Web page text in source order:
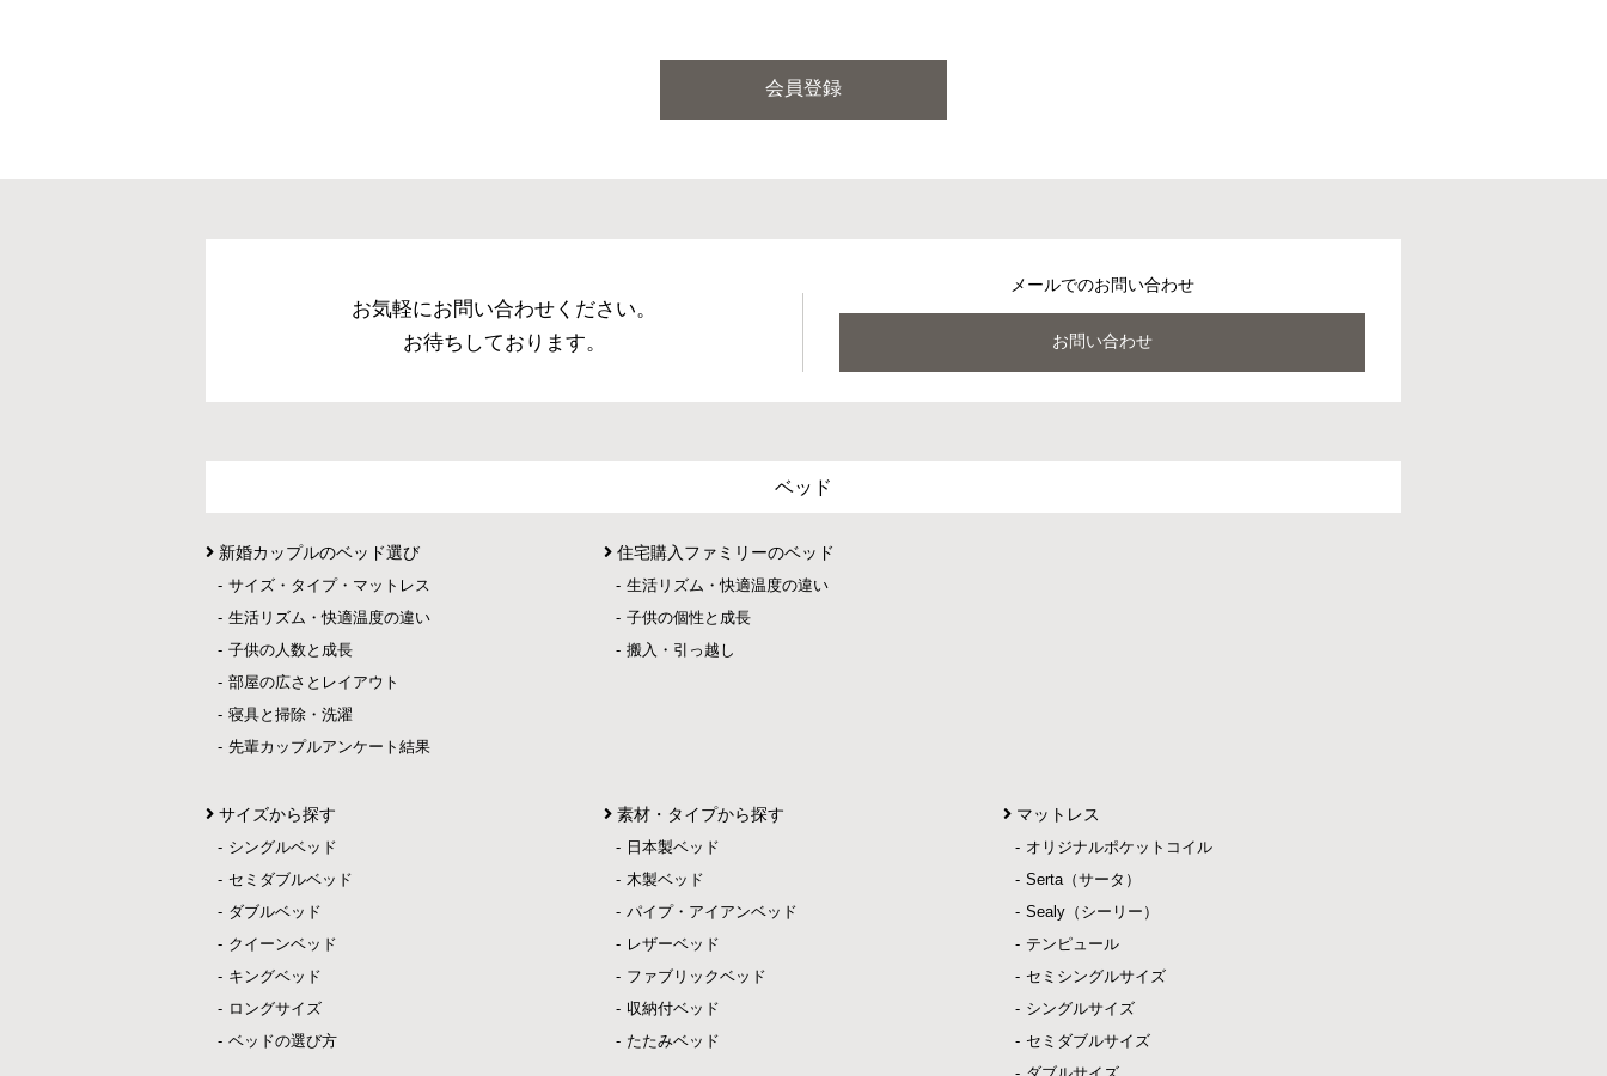
会員登録
お気軽にお問い合わせください。
お待ちしております。
メールでのお問い合わせ
お問い合わせ
ベッド
新婚カップルのベッド選び
サイズ・タイプ・マットレス
生活リズム・快適温度の違い
子供の人数と成長
部屋の広さとレイアウト
寝具と掃除・洗濯
先輩カップルアンケート結果
住宅購入ファミリーのベッド
生活リズム・快適温度の違い
子供の個性と成長
搬入・引っ越し
サイズから探す
シングルベッド
セミダブルベッド
ダブルベッド
クイーンベッド
キングベッド
ロングサイズ
ベッドの選び方
素材・タイプから探す
日本製ベッド
木製ベッド
パイプ・アイアンベッド
レザーベッド
ファブリックベッド
収納付ベッド
たたみベッド
マットレス
オリジナルポケットコイル
Serta（サータ）
Sealy（シーリー）
テンピュール
セミシングルサイズ
シングルサイズ
セミダブルサイズ